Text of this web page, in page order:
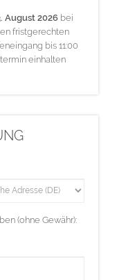
August 2026 bei
fristgerechten
bis 11:00
einhalten
(ohne Gewähr):